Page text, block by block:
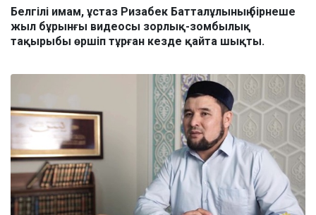
Белгілі имам, ұстаз Ризабек Батталұлының бірнеше
жыл бұрынғы видеосы зорлық-зомбылық
тақырыбы өршіп тұрған кезде қайта шықты.